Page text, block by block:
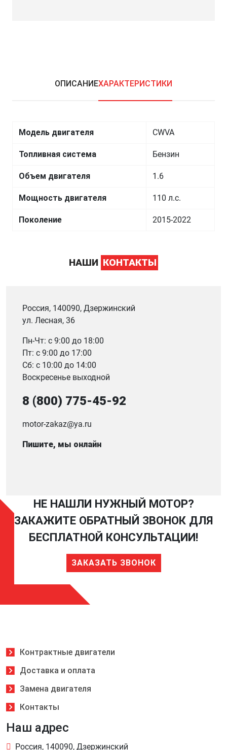
ОПИСАНИЕХАРАКТЕРИСТИКИ
Модель двигателя CWVA
Топливная система Бензин
Объем двигателя 1.6
Мощность двигателя 110 л.с.
Поколение 2015-2022
НАШИ КОНТАКТЫ
Россия, 140090, Дзержинский
ул. Лесная, 36
Пн-Чт: с 9:00 до 18:00
Пт: с 9:00 до 17:00
Сб: с 10:00 до 14:00
Воскресенье выходной
8 (800) 775-45-92
motor-zakaz@ya.ru
Пишите, мы онлайн
НЕ НАШЛИ НУЖНЫЙ МОТОР?
ЗАКАЖИТЕ ОБРАТНЫЙ ЗВОНОК ДЛЯ
БЕСПЛАТНОЙ КОНСУЛЬТАЦИИ!
ЗАКАЗАТЬ ЗВОНОК
Контрактные двигатели
Доставка и оплата
Замена двигателя
Контакты
Наш адрес
Россия, 140090, Дзержинский